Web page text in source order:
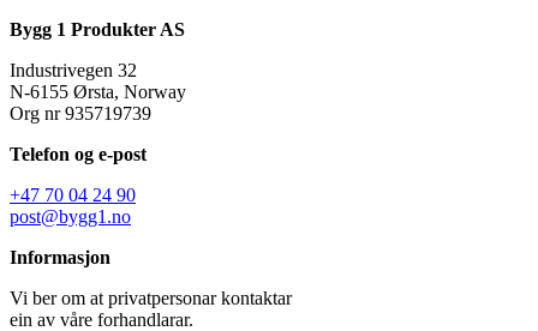
Bygg 1 Produkter AS
Industrivegen 32
N-6155 Ørsta, Norway
Org nr 935719739
Telefon og e-post
+47 70 04 24 90
post@bygg1.no
Informasjon
Vi ber om at privatpersonar kontaktar
ein av våre forhandlarar.